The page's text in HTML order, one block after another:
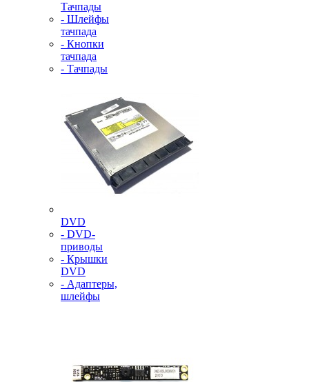
Тачпады
- Шлейфы
тачпада
- Кнопки
тачпада
- Тачпады
DVD
- DVD-
приводы
- Крышки
DVD
- Адаптеры,
шлейфы